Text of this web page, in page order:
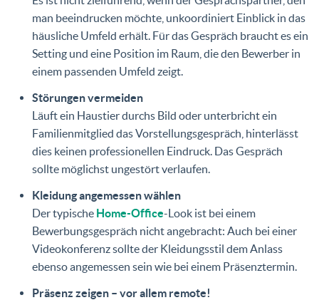
man beeindrucken möchte, unkoordiniert Einblick in das
häusliche Umfeld erhält. Für das Gespräch braucht es ein
Setting und eine Position im Raum, die den Bewerber in
einem passenden Umfeld zeigt.
Störungen vermeiden
Läuft ein Haustier durchs Bild oder unterbricht ein
Familienmitglied das Vorstellungsgespräch, hinterlässt
dies keinen professionellen Eindruck. Das Gespräch
sollte möglichst ungestört verlaufen.
Kleidung angemessen wählen
Der typische Home-Office-Look ist bei einem
Bewerbungsgespräch nicht angebracht: Auch bei einer
Videokonferenz sollte der Kleidungsstil dem Anlass
ebenso angemessen sein wie bei einem Präsenztermin.
Präsenz zeigen – vor allem remote!